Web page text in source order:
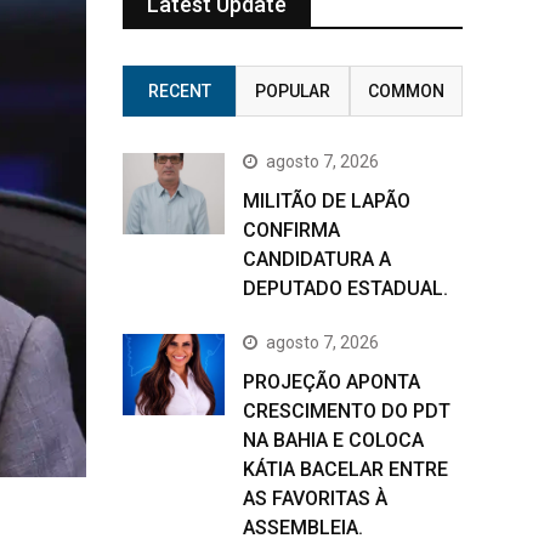
RECENT POPULAR COMMON
agosto 7, 2026
MILITÃO DE LAPÃO
CONFIRMA
CANDIDATURA A
DEPUTADO ESTADUAL.
agosto 7, 2026
PROJEÇÃO APONTA
CRESCIMENTO DO PDT
NA BAHIA E COLOCA
KÁTIA BACELAR ENTRE
AS FAVORITAS À
ASSEMBLEIA.